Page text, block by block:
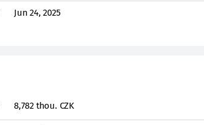
Jun 24, 2025
8,782 thou. CZK